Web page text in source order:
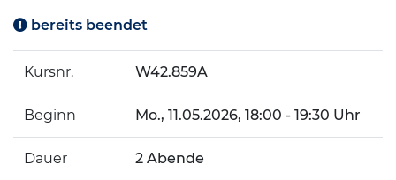
bereits beendet
Kursnr. W42.859A
Beginn Mo., 11.05.2026, 18:00 - 19:30 Uhr
Dauer 2 Abende